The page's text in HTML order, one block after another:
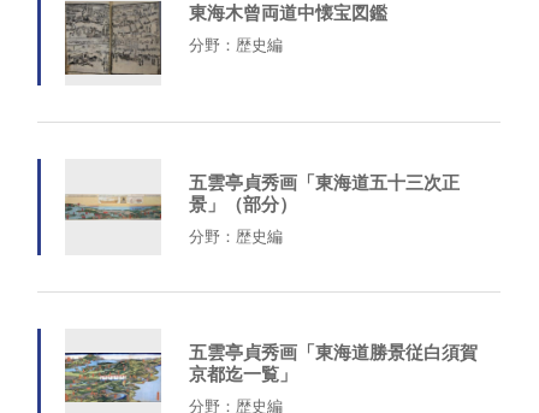
東海木曾両道中懐宝図鑑
分野：歴史編
五雲亭貞秀画「東海道五十三次正
景」（部分）
分野：歴史編
五雲亭貞秀画「東海道勝景従白須賀
京都迄一覧」
分野：歴史編